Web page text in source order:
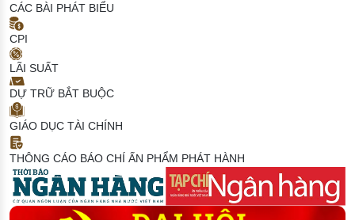
CÁC BÀI PHÁT BIỂU
CPI
LÃI SUẤT
DỰ TRỮ BẮT BUỘC
GIÁO DỤC TÀI CHÍNH
THÔNG CÁO BÁO CHÍ ẤN PHẨM PHÁT HÀNH